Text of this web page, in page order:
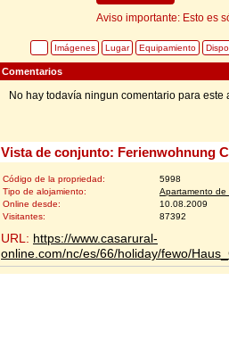
Aviso importante: Esto es
Imágenes Lugar Equipamiento
Comentarios
No hay todavía ningun comentario para este
Vista de conjunto: Ferienwohnung
Código de la propriedad:
5998
Tipo de alojamiento:
Apartamento de
Online desde:
10.08.2009
Visitantes:
87392
URL: https://www.casarural-
online.com/nc/es/66/holiday/fewo/